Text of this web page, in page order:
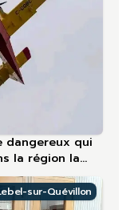
dangereux qui
la région la
sur-Quévillon